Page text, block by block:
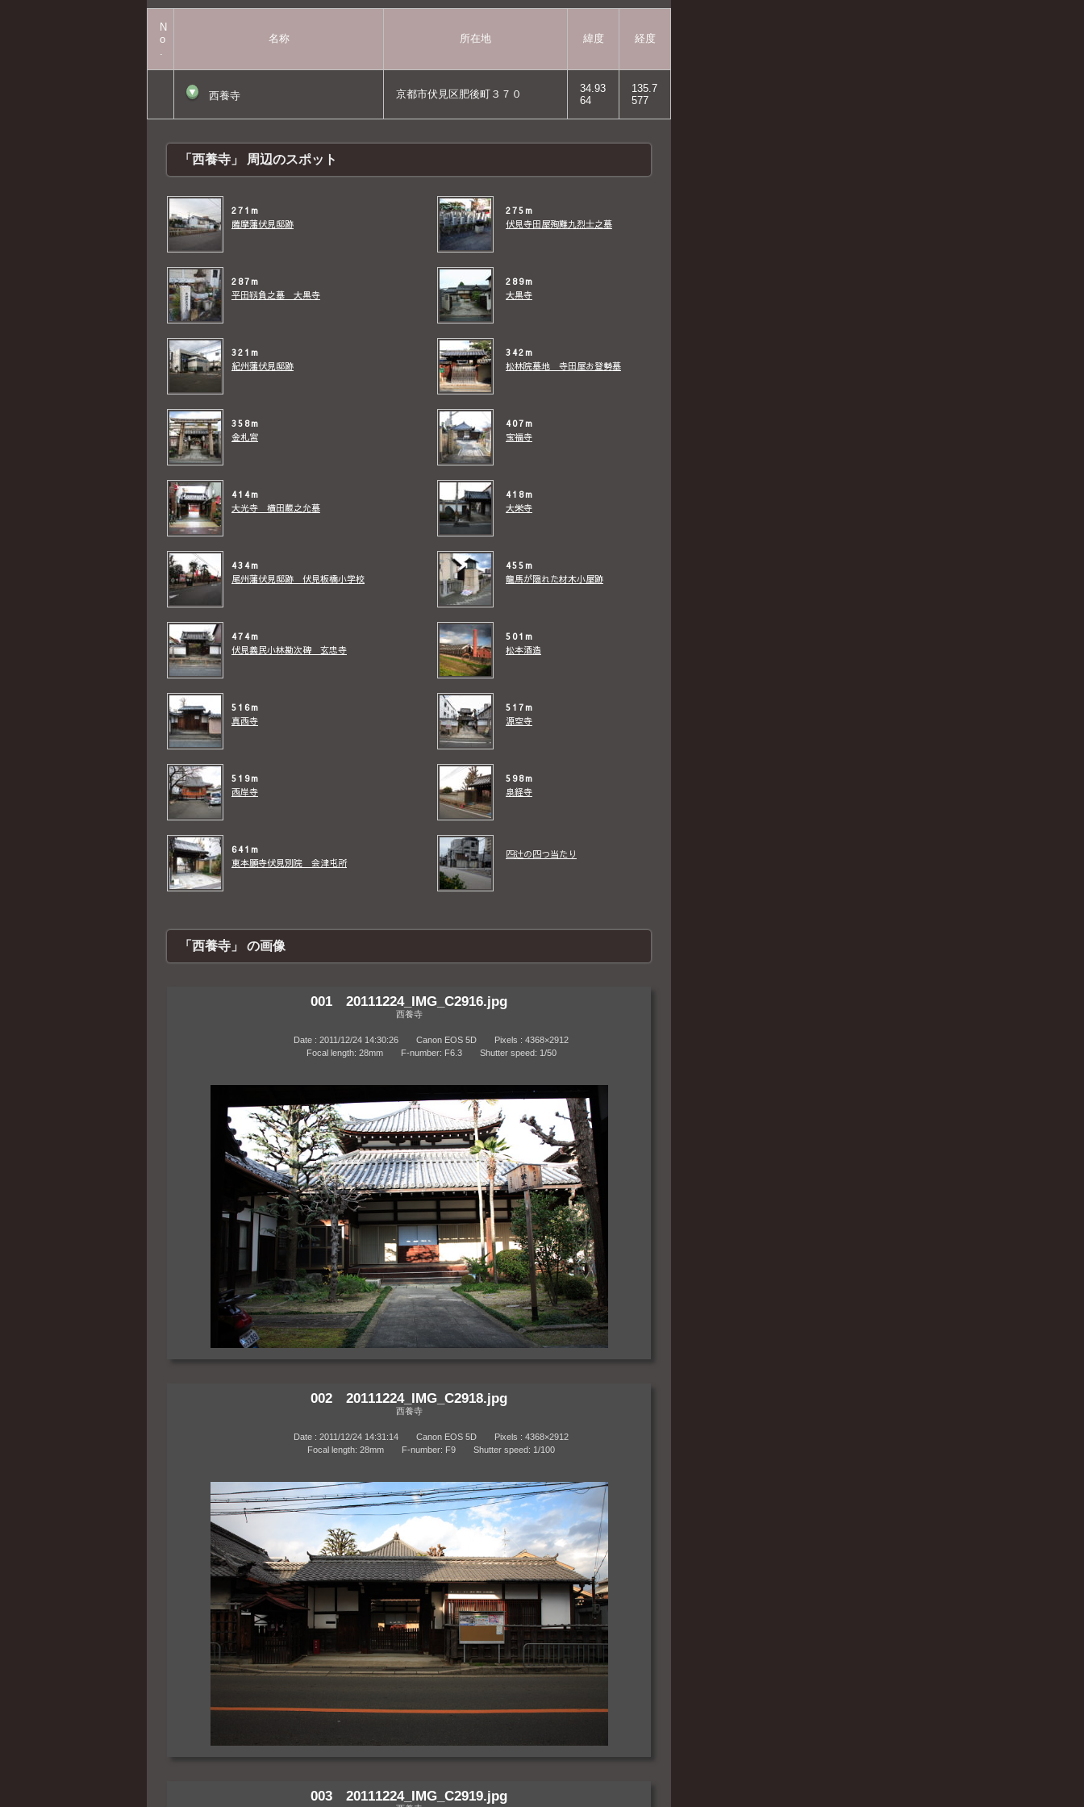
N
o
.
名称 所在地 緯度 経度
▼ 西養寺 京都市伏見区肥後町３７０
34.93
64
135.7
577
「西養寺」 周辺のスポット
271m
薩摩藩伏見邸跡
275m
伏見寺田屋殉難九烈士之墓
287m
平田靱負之墓 大黒寺
289m
大黒寺
321m
紀州藩伏見邸跡
342m
松林院墓地 寺田屋お登勢墓
358m
金札宮
407m
宝福寺
414m
大光寺 横田蔵之允墓
418m
大栄寺
434m
尾州藩伏見邸跡 伏見板橋小学校
455m
龍馬が隠れた材木小屋跡
474m
伏見義民小林勘次碑 玄忠寺
501m
松本酒造
516m
真西寺
517m
源空寺
519m
西岸寺
598m
泉経寺
641m
東本願寺伏見別院 会津屯所
四辻の四つ当たり
「西養寺」 の画像
001 20111224_IMG_C2916.jpg
西養寺
Date : 2011/12/24 14:30:26 Canon EOS 5D Pixels : 4368×2912
Focal length: 28mm F-number: F6.3 Shutter speed: 1/50
002 20111224_IMG_C2918.jpg
西養寺
Date : 2011/12/24 14:31:14 Canon EOS 5D Pixels : 4368×2912
Focal length: 28mm F-number: F9 Shutter speed: 1/100
003 20111224_IMG_C2919.jpg